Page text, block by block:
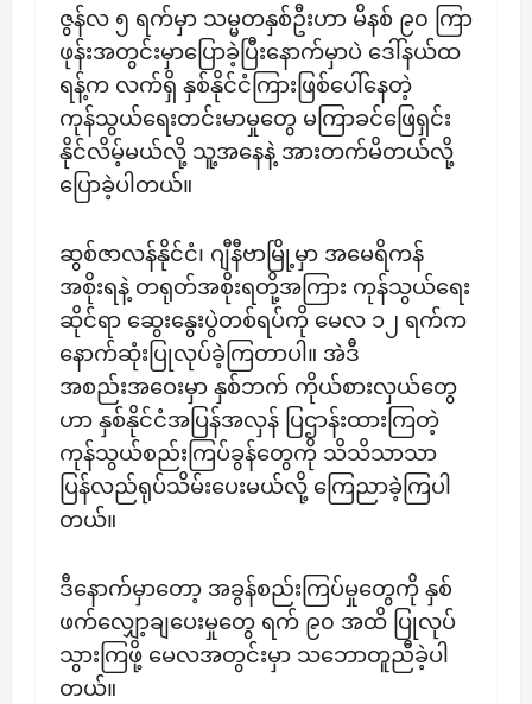
ဇွန်လ ၅ ရက်မှာ သမ္မတနှစ်ဦးဟာ မိနစ် ၉၀ ကြာ
ဖုန်းအတွင်းမှာပြောခဲ့ပြီးနောက်မှာပဲ ဒေါ်နယ်ထ
ရန့်က လက်ရှိ နှစ်နိုင်ငံကြားဖြစ်ပေါ်နေတဲ့
ကုန်သွယ်ရေးတင်းမာမှုတွေ မကြာခင်ဖြေရှင်း
နိုင်လိမ့်မယ်လို့ သူ့အနေနဲ့ အားတက်မိတယ်လို့
ပြောခဲ့ပါတယ်။
ဆွစ်ဇာလန်နိုင်ငံ၊ ဂျီနီဗာမြို့မှာ အမေရိကန်
အစိုးရနဲ့ တရုတ်အစိုးရတို့အကြား ကုန်သွယ်ရေး
ဆိုင်ရာ ဆွေးနွေးပွဲတစ်ရပ်ကို မေလ ၁၂ ရက်က
နောက်ဆုံးပြုလုပ်ခဲ့ကြတာပါ။ အဲဒီ
အစည်းအဝေးမှာ နှစ်ဘက် ကိုယ်စားလှယ်တွေ
ဟာ နှစ်နိုင်ငံအပြန်အလှန် ပြဌာန်းထားကြတဲ့
ကုန်သွယ်စည်းကြပ်ခွန်တွေကို သိသိသာသာ
ပြန်လည်ရုပ်သိမ်းပေးမယ်လို့ ကြေညာခဲ့ကြပါ
တယ်။
ဒီနောက်မှာတော့ အခွန်စည်းကြပ်မှုတွေကို နှစ်
ဖက်လျှော့ချပေးမှုတွေ ရက် ၉၀ အထိ ပြုလုပ်
သွားကြဖို့ မေလအတွင်းမှာ သဘောတူညီခဲ့ပါ
တယ်။